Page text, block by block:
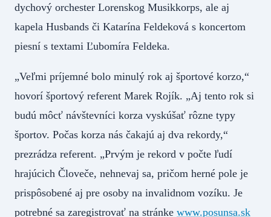
dychový orchester Lorenskog Musikkorps, ale aj
kapela Husbands či Katarína Feldeková s koncertom
piesní s textami Ľubomíra Feldeka.
„Veľmi príjemné bolo minulý rok aj športové korzo,“
hovorí športový referent Marek Rojík. „Aj tento rok si
budú môcť návštevníci korza vyskúšať rôzne typy
športov. Počas korza nás čakajú aj dva rekordy,“
prezrádza referent. „Prvým je rekord v počte ľudí
hrajúcich Človeče, nehnevaj sa, pričom herné pole je
prispôsobené aj pre osoby na invalidnom vozíku. Je
potrebné sa zaregistrovať na stránke www.posunsa.sk